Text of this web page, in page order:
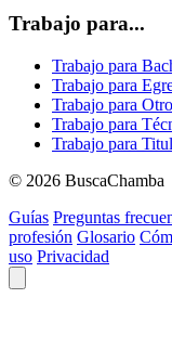
Trabajo para...
Trabajo para
Trabajo para
Trabajo para Otro
Trabajo para
Trabajo para
© 2026 BuscaChamba
Guías Preguntas
profesión Glosario
uso Privacidad